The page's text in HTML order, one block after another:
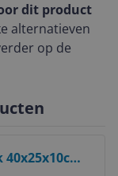
dit product
alternatieven
op de